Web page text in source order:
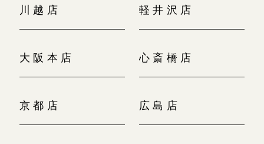
川越店 軽井沢店
大阪本店 心斎橋店
京都店 広島店